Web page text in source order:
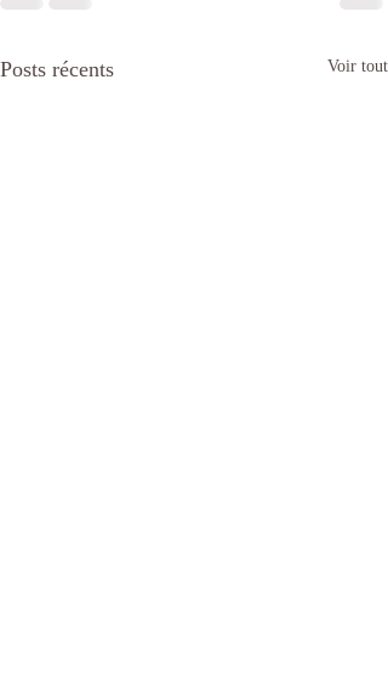
Posts récents Voir tout